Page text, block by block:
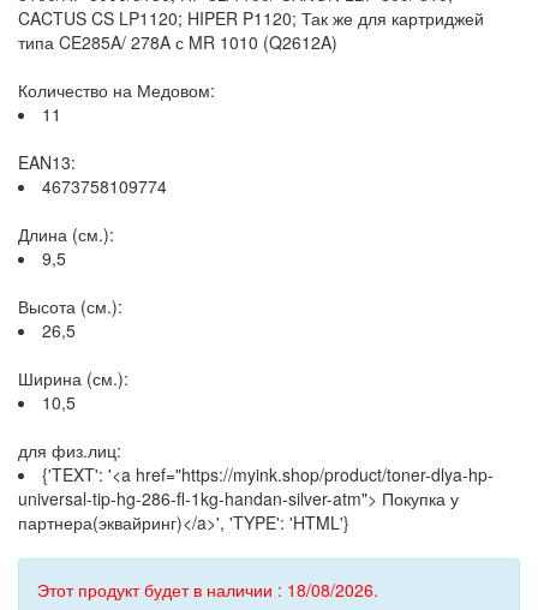
CACTUS CS LP1120; HIPER P1120; Так же для картриджей
типа CE285A/ 278A с MR 1010 (Q2612A)
Количество на Медовом:
11
EAN13:
4673758109774
Длина (см.):
9,5
Высота (см.):
26,5
Ширина (см.):
10,5
для физ.лиц:
{'TEXT': '<a href="https://myink.shop/product/toner-dlya-hp-
universal-tip-hg-286-fl-1kg-handan-silver-atm"> Покупка у
партнера(эквайринг)</a>', 'TYPE': 'HTML'}
Этот продукт будет в наличии : 18/08/2026.